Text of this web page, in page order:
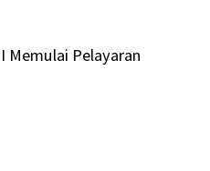
Memulai Pelayaran